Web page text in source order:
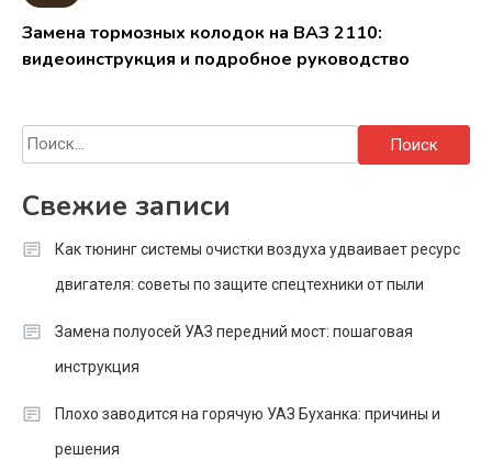
Замена тормозных колодок на ВАЗ 2110:
видеоинструкция и подробное руководство
Найти:
Свежие записи
Как тюнинг системы очистки воздуха удваивает ресурс
двигателя: советы по защите спецтехники от пыли
Замена полуосей УАЗ передний мост: пошаговая
инструкция
Плохо заводится на горячую УАЗ Буханка: причины и
решения